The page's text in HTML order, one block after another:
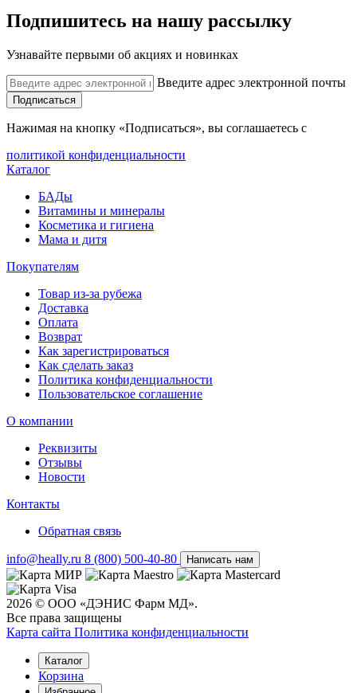
Подпишитесь на нашу рассылку
Узнавайте первыми об акциях и новинках
Введите адрес электронной почты
Подписаться
Нажимая на кнопку «Подписаться», вы соглашаетесь с
политикой конфиденциальности
Каталог
БАДы
Витамины и минералы
Косметика и гигиена
Мама и дитя
Покупателям
Товар из-за рубежа
Доставка
Оплата
Возврат
Как зарегистрироваться
Как сделать заказ
Политика конфиденциальности
Пользовательское соглашение
О компании
Реквизиты
Отзывы
Новости
Контакты
Обратная связь
info@heally.ru 8 (800) 500-40-80 Написать нам
2026 © ООО «ДЭНИС Фарм МД».
Все права защищены
Карта сайта Политика конфиден­циальности
Каталог
Корзина